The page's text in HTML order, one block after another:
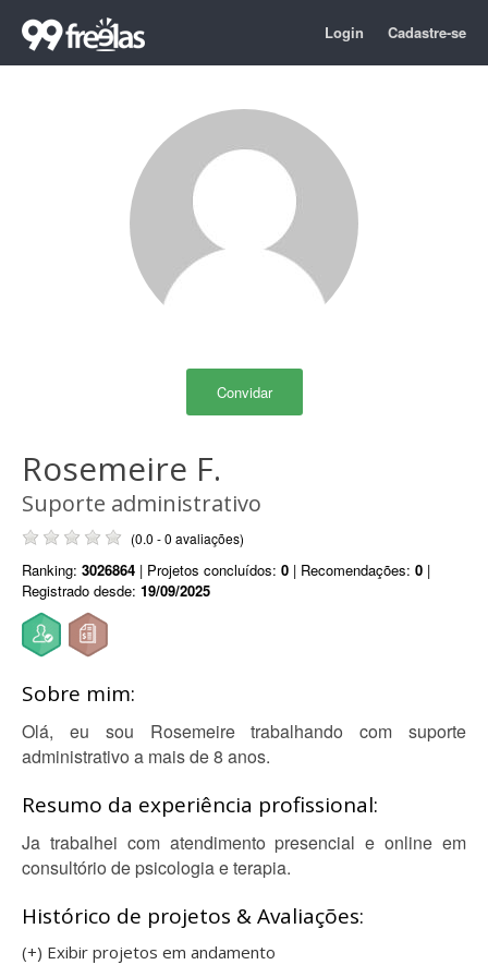
Login Cadastre-se
Convidar
Rosemeire F.
Suporte administrativo
(0.0 - 0 avaliações)
Ranking: 3026864 | Projetos concluídos: 0 | Recomendações: 0 |
Registrado desde: 19/09/2025
Sobre mim:
Olá, eu sou Rosemeire trabalhando com suporte
administrativo a mais de 8 anos.
Resumo da experiência profissional:
Ja trabalhei com atendimento presencial e online em
consultório de psicologia e terapia.
Histórico de projetos & Avaliações:
(+) Exibir projetos em andamento